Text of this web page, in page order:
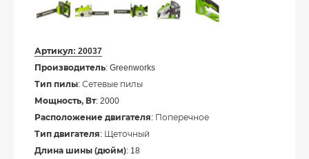
Артикул: 20037
Производитель: Greenworks
Тип пилы: Сетевые пилы
Мощность, Вт: 2000
Расположение двигателя: Поперечное
Тип двигателя: Щеточный
Длина шины (дюйм): 18